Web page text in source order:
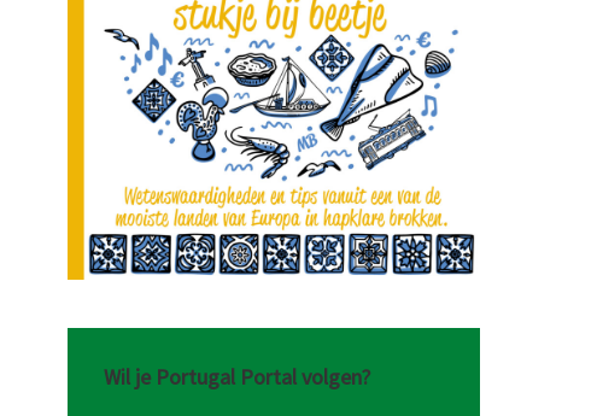
Wil je Portugal Portal volgen?